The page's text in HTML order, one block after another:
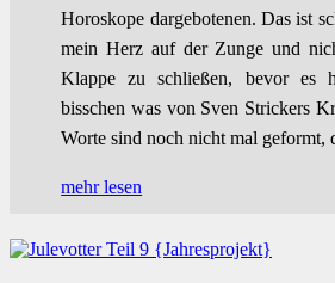
Horoskope dargebotenen. Das ist
mein Herz auf der Zunge und
Klappe zu schließen, bevor es
bisschen was von Sven Strickers
Worte sind noch nicht mal geformt,
mehr lesen